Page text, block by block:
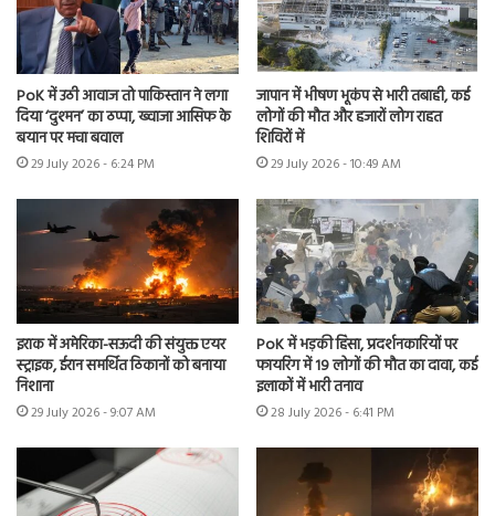
PoK में उठी आवाज तो पाकिस्तान ने लगा
दिया ‘दुश्मन’ का ठप्पा, ख्वाजा आसिफ के
बयान पर मचा बवाल
29 July 2026 - 6:24 PM
जापान में भीषण भूकंप से भारी तबाही, कई
लोगों की मौत और हजारों लोग राहत
शिविरों में
29 July 2026 - 10:49 AM
इराक में अमेरिका-सऊदी की संयुक्त एयर
स्ट्राइक, ईरान समर्थित ठिकानों को बनाया
निशाना
29 July 2026 - 9:07 AM
PoK में भड़की हिंसा, प्रदर्शनकारियों पर
फायरिंग में 19 लोगों की मौत का दावा, कई
इलाकों में भारी तनाव
28 July 2026 - 6:41 PM